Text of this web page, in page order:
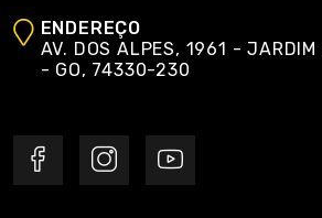
ENDEREÇO
AV. DOS ALPES, 1961 - JARDIM
- GO, 74330-230